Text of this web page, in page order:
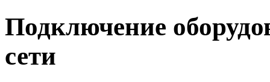
Подключение
сети